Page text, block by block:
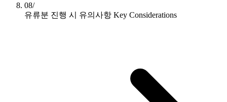
08/
유류분 진행 시 유의사항 Key Considerations